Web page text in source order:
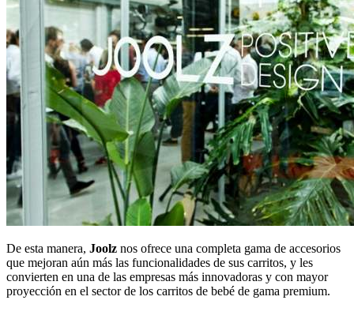
De esta manera, Joolz nos ofrece una completa gama de accesorios
que mejoran aún más las funcionalidades de sus carritos, y les
convierten en una de las empresas más innovadoras y con mayor
proyección en el sector de los carritos de bebé de gama premium.